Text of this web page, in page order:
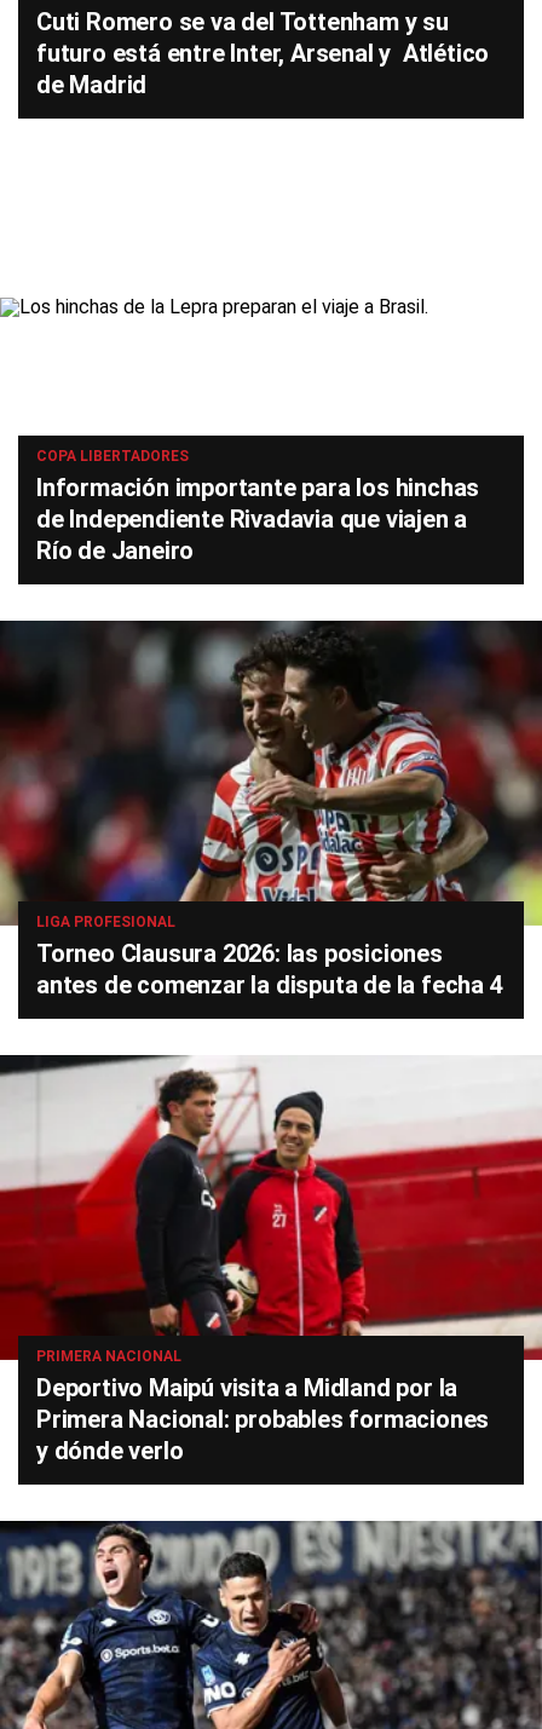
Cuti Romero se va del Tottenham y su
futuro está entre Inter, Arsenal y Atlético
de Madrid
COPA LIBERTADORES
Información importante para los hinchas
de Independiente Rivadavia que viajen a
Río de Janeiro
LIGA PROFESIONAL
Torneo Clausura 2026: las posiciones
antes de comenzar la disputa de la fecha 4
PRIMERA NACIONAL
Deportivo Maipú visita a Midland por la
Primera Nacional: probables formaciones
y dónde verlo